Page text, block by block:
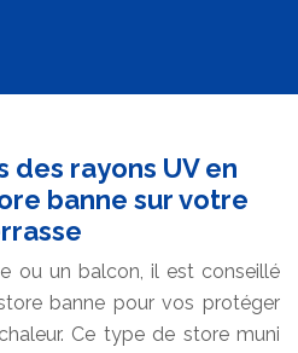
des rayons UV en
banne sur votre
ou un balcon, il est conseillé
banne pour vos protéger
Ce type de store muni